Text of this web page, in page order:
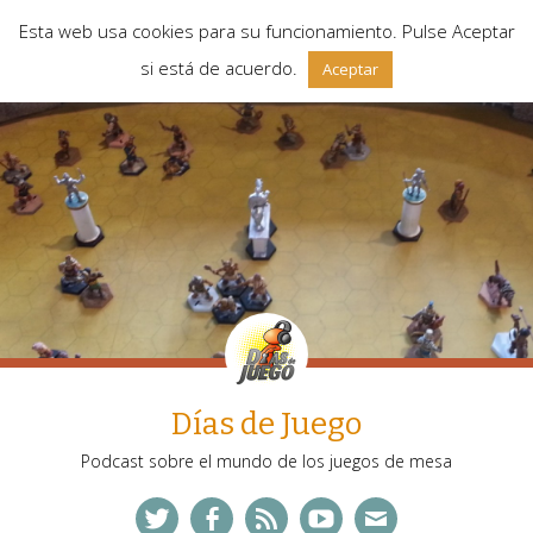
Días de Juego
Podcast sobre el mundo de los juegos de mesa
Esta web usa cookies para su funcionamiento. Pulse Aceptar
si está de acuerdo.
Aceptar